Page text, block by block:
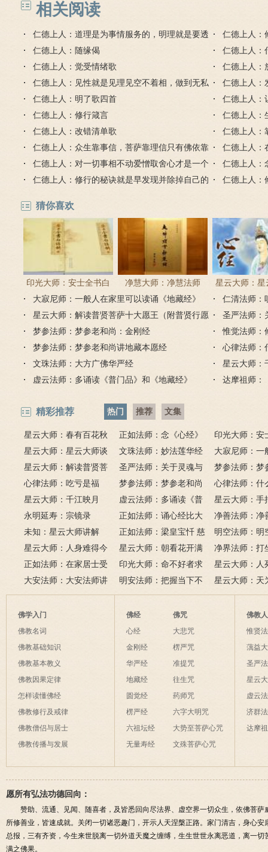
相关阅读
仁德上人：道理是为事情服务的，明理就是要透
事
仁德上人
就和外成就
仁德上人：随缘偈
仁德上人：
仁德上人：觉受情绪歌
仁德上人：
仁德上人：见性就是见理见空不着相，做到无私
无我无求不执着
仁德上人：
仁德上人：明了歌四首
仁德上人：
仁德上人：修行箴言
仁德上人：
了什么？
仁德上人：改错清单歌
仁德上人：
仁德上人：众生靠事信，菩萨靠理信只有佛依靠
智慧生信
仁德上人：
体
仁德上人：对一切事相不动爱憎取舍心才是一个
真正的明白人
仁德上人：
求
仁德上人：修行的秘诀就是早发现并除掉自己的
仁德上人：
猜你喜欢
印光大师：安士全书白
话解
净慧大师：净慧法师
《楞严经》浅译
星云大师：星
《心经
大寂尼师：一般人在家里可以读诵《地藏经》
吗？
仁清法师：
星云大师：解读普贤菩萨十大愿王（附普贤行愿
品全文）
圣严法师：
梦参法师：梦参老和尚：金刚经
惟觉法师：
梦参法师：梦参老和尚讲地藏本愿经
心律法师：
文珠法师：大方广佛华严经
星云大师：
虚云法师：多诵读《普门品》和《地藏经》
达摩祖师：
精彩推荐 热门 推荐 文集
星云大师：春有百花秋
有月，夏有凉风冬有雪；
若无闲事挂心头，便是人
间好时节。
正如法师：念《心经》
比《大悲咒》更好吗？
印光大师：安
话解
星云大师：星云大师谈
《心经》
文珠法师：妙法莲华经
大寂尼师：一
里可以读诵《
吗？
星云大师：解读普贤菩
萨十大愿王（附普贤行愿
品全文）
圣严法师：关于灵魂与
鬼的终极真相
梦参法师：梦
尚：金刚经
心律法师：吃亏是福
梦参法师：梦参老和尚
讲地藏本愿经
心律法师：什
有缘？
星云大师：千江映月
虚云法师：多诵读《普
门品》和《地藏经》
星云大师：手
满田，低头便
六根清净方为
来是向前。
永明延寿：宗镜录
正如法师：诵心经比大
悲咒功德大吗
净善法师：净
看风水与算命
运？
未知：星云大师讲解
正如法师：梁皇宝忏 慈
悲道场
明空法师：明
《心经》中的
星云大师：人身难得今
已得，佛法难闻今已闻；
此身不向今生度，更向何
生度此身？
星云大师：朝看花开满
树红，暮看花落树还空；
若将花比人间事，花与人
间事一同。
净界法师：打
该怎么念佛？
正如法师：在家居士受
五戒可以搭缦衣吗？
印光大师：命不好者求
美好姻缘，有个简单方
法
星云大师：人
是怎样的？
大安法师：大安法师讲
解
明安法师：把握当下不
后悔
星云大师：天
为毡，日月星
夜间不敢长伸
破海底天。
佛学入门
佛教名词
佛教基础知识
佛教基本教义
佛教因果定律
怎样读懂佛经
佛教修行及戒律
佛教僧侣与居士
佛教传播与发展
佛经
心经
金刚经
华严经
地藏经
圆觉经
楞严经
六祖坛经
无量寿经
佛咒
大悲咒
楞严咒
准提咒
往生咒
药师咒
六字大明咒
大势至菩萨心咒
文殊菩萨心咒
佛教
惟贤
蕅益
圣严
星云
虚云
济群
达摩
愿所有弘法功德回向：
赞助、流通、见闻、随喜者，及皆悉回向尽法界、虚空界一切众生，依佛菩
所修善业，皆速成就。关闭一切诸恶趣门，开示人天涅槃正路。家门清吉，身心
总报，三有齐资，今生来世脱离一切外道天魔之缠缚，生生世世永离恶道，离一
满之佛果。